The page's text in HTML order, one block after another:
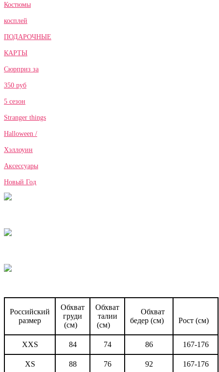
Костюмы
косплей
ПОДАРОЧНЫЕ
КАРТЫ
Сюрприз за
350 руб
5 сезон
Stranger things
Halloween /
Хэллоуин
Аксессуары
Новый Год
Российский
размер
Обхват
груди
(см)
Обхват
талии
(см)
Обхват
бедер (см)
Рост (см)
XXS 84 74 86 167-176
XS 88 76 92 167-176